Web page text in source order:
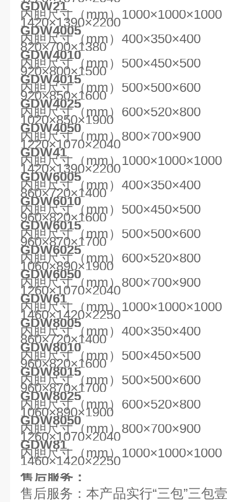
GDW21
内胆尺寸（mm）
1420×1390×2200
GDW4005
内胆尺寸（mm）400×350×400
820×700×1380
GDW4010
内胆尺寸（mm）500×450×500
920×800×1500
GDW4015
内胆尺寸（mm）500×500×600
920×850×1600
GDW4025
内胆尺寸（mm）600×520×800
1020×850×1900
GDW4050
内胆尺寸（mm）800×700×900
1220×1070×2040
GDW41
内胆尺寸（mm）
1420×1390×2200
GDW6005
内胆尺寸（mm）400×350×400
860×720×1400
GDW6010
内胆尺寸（mm）500×450×500
960×820×1600
GDW6015
内胆尺寸（mm）500×500×600
960×870×1700
GDW6025
内胆尺寸（mm）600×520×800
1060×890×1900
GDW6050
内胆尺寸（mm）800×700×900
1260×1070×2040
GDW61
内胆尺寸（mm）
1460×1420×2250
GDW8005
内胆尺寸（mm）400×350×400
860×720×1400
GDW8010
内胆尺寸（mm）500×450×500
960×820×1600
GDW8015
内胆尺寸（mm）500×500×600
960×870×1700
GDW8025
内胆尺寸（mm）600×520×800
1060×890×1900
GDW8050
内胆尺寸（mm）800×700×900
1260×1070×2040
GDW81
内胆尺寸（mm）
1460×1420×2250
售后服务：
售后服务：本产品实行“三包”三包